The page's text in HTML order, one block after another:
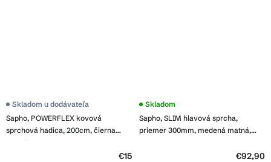
Sapho, POWERFLEX kovová
sprchová hadica, 200cm, čierna
matná, FLEX200B
Skladom u dodávateľa
€15
Sapho, SLIM hlavová sprcha,
priemer 300mm, medená matná,
Skladom
€92,90